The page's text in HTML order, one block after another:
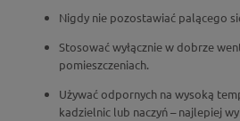
Nigdy nie pozostawiać palącego
Stosować wyłącznie w dobrze
pomieszczeniach.
Używać odpornych na wysoką
kadzielnic lub naczyń– najlepiej